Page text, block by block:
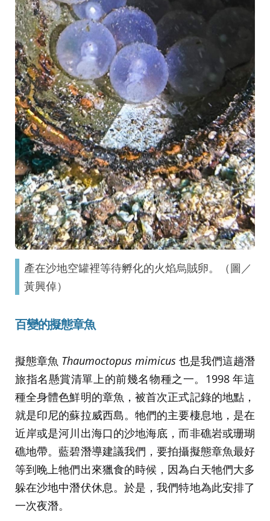
產在沙地空罐裡等待孵化的火焰烏賊卵。（圖／
黃興倬）
百變的擬態章魚
擬態章魚 Thaumoctopus mimicus 也是我們這趟潛
旅指名懸賞清單上的前幾名物種之一。1998 年這
種全身體色鮮明的章魚，被首次正式記錄的地點，
就是印尼的蘇拉威西島。牠們的主要棲息地，是在
近岸或是河川出海口的沙地海底，而非礁岩或珊瑚
礁地帶。藍碧潛導建議我們，要拍攝擬態章魚最好
等到晚上牠們出來獵食的時候，因為白天牠們大多
躲在沙地中潛伏休息。於是，我們特地為此安排了
一次夜潛。